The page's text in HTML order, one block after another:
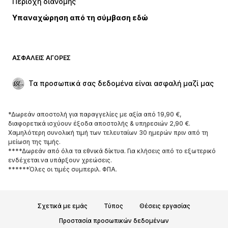
Μαγιό
Περιστάσεις
Aποκλειστικά
ΠΑΠΟΎΤΣΙΑ
ΝΕΑ
Ανοικτά παπούτσια
Aποκλειστικά
ΑΘΛΗΤΙΚΆ
Αθλητική ένδυση
Υπαναχώρηση από τη σύμβαση εδώ
ΑΣΦΑΛΕΊΣ ΑΓΟΡΈΣ
Τα προσωπικά σας δεδομένα είναι ασφαλή μαζί μας
*Δωρεάν αποστολή για παραγγελίες με αξία από 19,90 €,
διαφορετικά ισχύουν έξοδα αποστολής & υπηρεσιών 2,90 €.
Χαμηλότερη συνολική τιμή των τελευταίων 30 ημερών πριν από τη
μείωση της τιμής.
****Δωρεάν από όλα τα εθνικά δίκτυα. Για κλήσεις από το εξωτερικό
ενδέχεται να υπάρξουν χρεώσεις.
******Όλες οι τιμές συμπεριλ. ΦΠΑ.
Σχετικά με εμάς Τύπος
Θέσεις εργασίας
Προστασία προσωπικών δεδομένων